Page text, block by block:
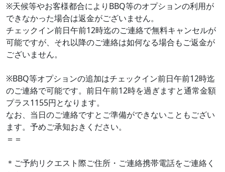
※天候等やお客様都合によりBBQ等のオプションの利用が
できなかった場合は返金がございません。
チェックイン前日午前12時迄のご連絡で無料キャンセルが
可能ですが、それ以降のご連絡は如何なる場合もご返金が
ございません。
※BBQ等オプションの追加はチェックイン前日午前12時迄
のご連絡で可能です。前日午前12時を過ぎますと通常金額
プラス1155円となります。
なお、当日のご連絡ですとご準備ができないこともござい
ます。予めご承知おきください。
＝＝
＊ご予約リクエスト際ご住所・ご連絡携帯電話をご連絡く